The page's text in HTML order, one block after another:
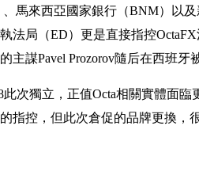
馬來西亞國家銀行（BNM）以
法局（ED）更是直接指控
主謀Pavel Prozorov隨后在西班牙
次獨立，正值Octa相關實體面
指控，但此次倉促的品牌更換，